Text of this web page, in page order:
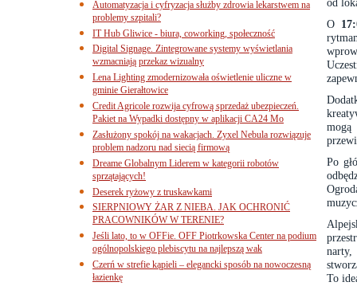
O
Po
narty,
To
Automatyzacja i cyfryzacja służby zdrowia lekarstwem na
problemy szpitali?
IT Hub Gliwice - biura, coworking, społeczność
Digital Signage. Zintegrowane systemy wyświetlania
wzmacniają przekaz wizualny
Lena Lighting zmodernizowała oświetlenie uliczne w
gminie Gierałtowice
Credit Agricole rozwija cyfrową sprzedaż ubezpieczeń.
Pakiet na Wypadki dostępny w aplikacji CA24 Mo
Zasłużony spokój na wakacjach. Zyxel Nebula rozwiązuje
problem nadzoru nad siecią firmową
Dreame Globalnym Liderem w kategorii robotów
sprzątających!
Deserek ryżowy z truskawkami
SIERPNIOWY ŻAR Z NIEBA. JAK OCHRONIĆ
PRACOWNIKÓW W TERENIE?
Jeśli lato, to w OFFie. OFF Piotrkowska Center na podium
ogólnopolskiego plebiscytu na najlepszą wak
Czerń w strefie kąpieli – elegancki sposób na nowoczesną
łazienkę